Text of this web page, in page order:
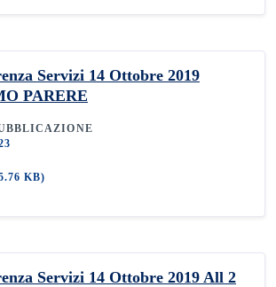
Servizi 14 Ottobre 2019
PARERE
KB)
Servizi 14 Ottobre 2019 All 2